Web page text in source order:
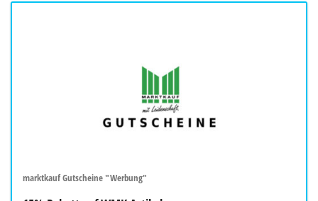
marktkauf Gutscheine "Werbung"